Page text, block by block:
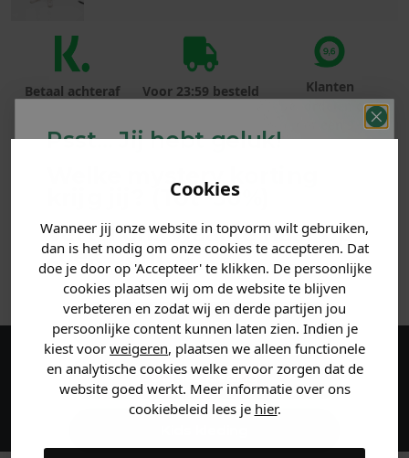
Cookies
Wanneer jij onze website in topvorm wilt gebruiken,
dan is het nodig om onze cookies te accepteren. Dat
doe je door op 'Accepteer' te klikken. De persoonlijke
cookies plaatsen wij om de website te blijven
verbeteren en zodat wij en derde partijen jou
persoonlijke content kunnen laten zien. Indien je
kiest voor weigeren, plaatsen we alleen functionele
en analytische cookies welke ervoor zorgen dat de
website goed werkt. Meer informatie over ons
cookiebeleid lees je hier.
Betaal achteraf
Voor 23:59 besteld
Klanten
beoordelen ons
met een 9,6!
MATERIAAL & WASVOORSCHRIFT
ANDERE BESTELDEN OOK
Maak een account aan en ontvang 5%
korting op je eerste bestelling!
Psst... Jij hebt geluk!
Welke mystery
krijg jij? (Tot-30%
Vertel ons waar je naar op
zoek bent. 👇
Heren kleding
Dames kleding